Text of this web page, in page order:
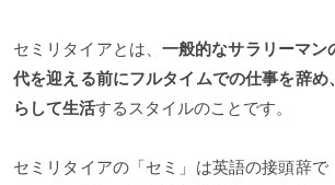
セミリタイアとは、 一般的なサラリーマン
代を迎える前にフルタイムでの仕事を辞め
らして生活するスタイルのことです。
セミリタイアの「セミ」は英語の接頭辞で